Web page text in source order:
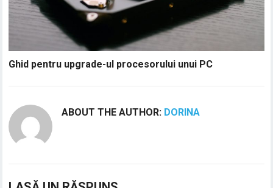
Ghid pentru upgrade-ul procesorului unui PC
ABOUT THE AUTHOR: DORINA